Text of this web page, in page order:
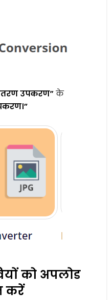
उपकरण” के
को अपलोड
करें